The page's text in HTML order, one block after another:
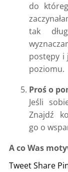
do
tak
postępy i
poziomu.
Proś o
Jeśli
Znajdź
go o
A co Was
TweetShare